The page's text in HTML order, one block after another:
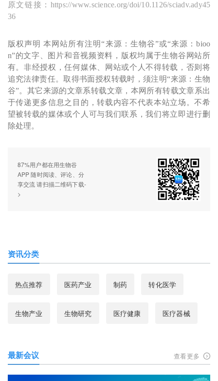
原文链接：https://www.science.org/doi/10.1126/sciadv.ady45
36
版权声明 本网站所有注明“来源：生物谷”或“来源：bioo
n”的文字、图片和音视频资料，版权均属于生物谷网站所
有。非经授权，任何媒体、网站或个人不得转载，否则将
追究法律责任。取得书面授权转载时，须注明“来源：生物
谷”。其它来源的文章系转载文章，本网所有转载文章系出
于传递更多信息之目的，转载内容不代表本站立场。不希
望被转载的媒体或个人可与我们联系，我们将立即进行删
除处理。
87%用户都在用生物谷
APP 随时阅读、评论、分
享交流 请扫描二维码下载-
>
资讯分类
热点推荐 医药产业 制药 转化医学
生物产业 生物研究 医疗健康 医疗器械
最新会议 查看更多